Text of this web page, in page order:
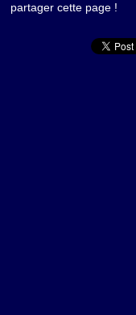
partager cette page !